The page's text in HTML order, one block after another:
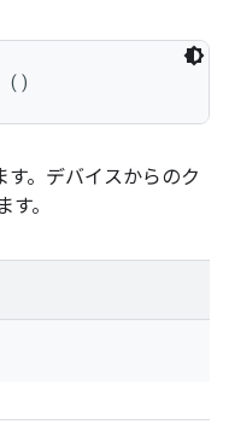
()
。デバイスからのク
。